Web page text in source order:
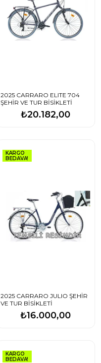
2025 CARRARO ELITE 704
ŞEHİR VE TUR BİSİKLETİ
₺20.182,00
KARGO
BEDAVA!
2025 CARRARO JULIO ŞEHİR
VE TUR BİSİKLETİ
₺16.000,00
KARGO
BEDAVA!